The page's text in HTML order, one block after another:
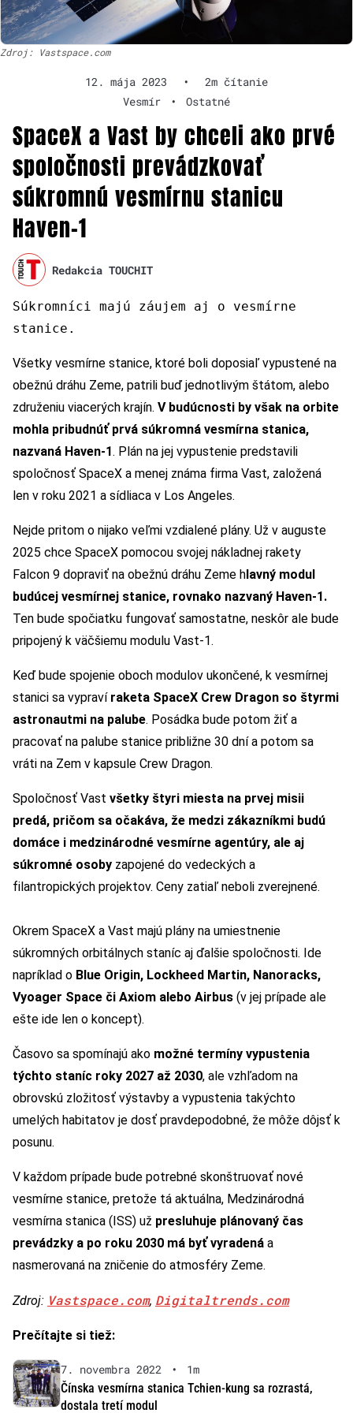
Zdroj: Vastspace.com
12. mája 2023 •
2m čítanie
Vesmír
• Ostatné
SpaceX a Vast by chceli ako prvé
spoločnosti prevádzkovať
súkromnú vesmírnu stanicu
Haven-1
Redakcia TOUCHIT
Súkromníci majú záujem aj o vesmírne
stanice.
Všetky vesmírne stanice, ktoré boli doposiaľ vypustené na
obežnú dráhu Zeme, patrili buď jednotlivým štátom, alebo
združeniu viacerých krajín. V budúcnosti by však na orbite
mohla pribudnúť prvá súkromná vesmírna stanica,
nazvaná Haven-1. Plán na jej vypustenie predstavili
spoločnosť SpaceX a menej známa firma Vast, založená
len v roku 2021 a sídliaca v Los Angeles.
Nejde pritom o nijako veľmi vzdialené plány. Už v auguste
2025 chce SpaceX pomocou svojej nákladnej rakety
Falcon 9 dopraviť na obežnú dráhu Zeme hlavný modul
budúcej vesmírnej stanice, rovnako nazvaný Haven-1.
Ten bude spočiatku fungovať samostatne, neskôr ale bude
pripojený k väčšiemu modulu Vast-1.
Keď bude spojenie oboch modulov ukončené, k vesmírnej
stanici sa vypraví raketa SpaceX Crew Dragon so štyrmi
astronautmi na palube. Posádka bude potom žiť a
pracovať na palube stanice približne 30 dní a potom sa
vráti na Zem v kapsule Crew Dragon.
Spoločnosť Vast všetky štyri miesta na prvej misii
predá, pričom sa očakáva, že medzi zákazníkmi budú
domáce i medzinárodné vesmírne agentúry, ale aj
súkromné osoby zapojené do vedeckých a
filantropických projektov. Ceny zatiaľ neboli zverejnené.
Okrem SpaceX a Vast majú plány na umiestnenie
súkromných orbitálnych staníc aj ďalšie spoločnosti. Ide
napríklad o Blue Origin, Lockheed Martin, Nanoracks,
Vyoager Space či Axiom alebo Airbus (v jej prípade ale
ešte ide len o koncept).
Časovo sa spomínajú ako možné termíny vypustenia
týchto staníc roky 2027 až 2030, ale vzhľadom na
obrovskú zložitosť výstavby a vypustenia takýchto
umelých habitatov je dosť pravdepodobné, že môže dôjsť k
posunu.
V každom prípade bude potrebné skonštruovať nové
vesmírne stanice, pretože tá aktuálna, Medzinárodná
vesmírna stanica (ISS) už presluhuje plánovaný čas
prevádzky a po roku 2030 má byť vyradená a
nasmerovaná na zničenie do atmosféry Zeme.
Zdroj: Vastspace.com, Digitaltrends.com
Prečítajte si tiež:
7. novembra 2022 •
1m
Čínska vesmírna stanica Tchien-kung sa rozrastá,
dostala tretí modul